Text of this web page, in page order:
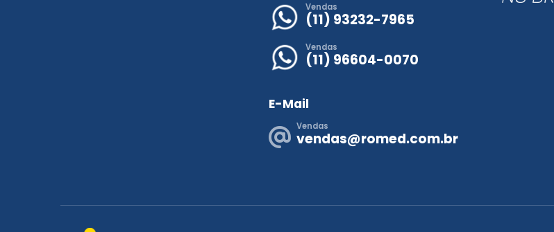
Vendas
(11) 93232-7965
Vendas
(11) 96604-0070
E-Mail
Vendas
vendas@romed.com.br